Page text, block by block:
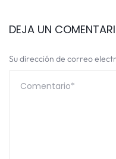
DEJA UN
Su dirección de correo